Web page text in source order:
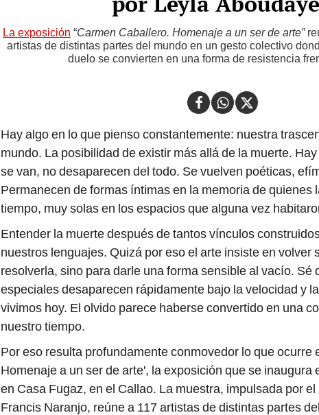
La exposición “Carmen Caballero. Homenaje a un ser de arte”
artistas de distintas partes del mundo en un gesto colectivo
duelo se convierten en una forma de resistencia
Hay algo en lo que pienso constantemente: nuestra
mundo. La posibilidad de existir más allá de la muerte.
se van, no desaparecen del todo. Se vuelven poéticas,
Permanecen de formas íntimas en la memoria de quienes
tiempo, muy solas en los espacios que alguna vez
Entender la muerte después de tantos vínculos
nuestros lenguajes. Quizá por eso el arte insiste en volver
resolverla, sino para darle una forma sensible al vacío. Sé
especiales desaparecen rápidamente bajo la velocidad y
vivimos hoy. El olvido parece haberse convertido en una
nuestro tiempo.
Por eso resulta profundamente conmovedor lo que ocurre
Homenaje a un ser de arte', la exposición que se inaugura
en Casa Fugaz, en el Callao. La muestra, impulsada por
Francis Naranjo, reúne a 117 artistas de distintas partes